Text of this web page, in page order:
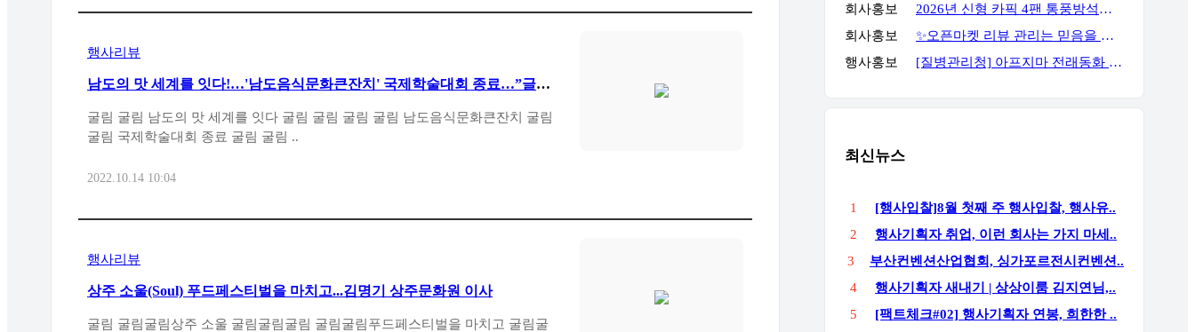
행사리뷰
남도의 맛 세계를 잇다!…'남도음식문화큰잔치' 국제학술대회 종료…”글로
굴림 굴림 남도의 맛 세계를 잇다 굴림 굴림 굴림 굴림 남도음식문화큰잔치 굴림
굴림 국제학술대회 종료 굴림 굴림 ..
2022.10.14 10:04
행사리뷰
상주 소울(Soul) 푸드페스티벌을 마치고...김명기 상주문화원 이사
굴림 굴림굴림상주 소울 굴림굴림굴림 굴림굴림푸드페스티벌을 마치고 굴림굴
회사홍보
2026년 신형 카픽 4팬 통풍방석｜차량·가정 겸용 자동 착석감지 통풍방석
회사홍보
✨오픈마켓 리뷰 관리는 믿음을 주는 곳에서 진행해야 합니다✨
행사홍보
[질병관리청] 아프지마 전래동화 혹부리영감 이벤트
최신뉴스
1
[행사입찰]8월 첫째 주 행사입찰, 행사유..
2
행사기획자 취업, 이런 회사는 가지 마세..
3
부산컨벤션산업협회, 싱가포르전시컨벤션..
4
행사기획자 새내기 | 상상이룸 김지연님,..
5
[팩트체크#02] 행사기획자 연봉, 희한한 ..